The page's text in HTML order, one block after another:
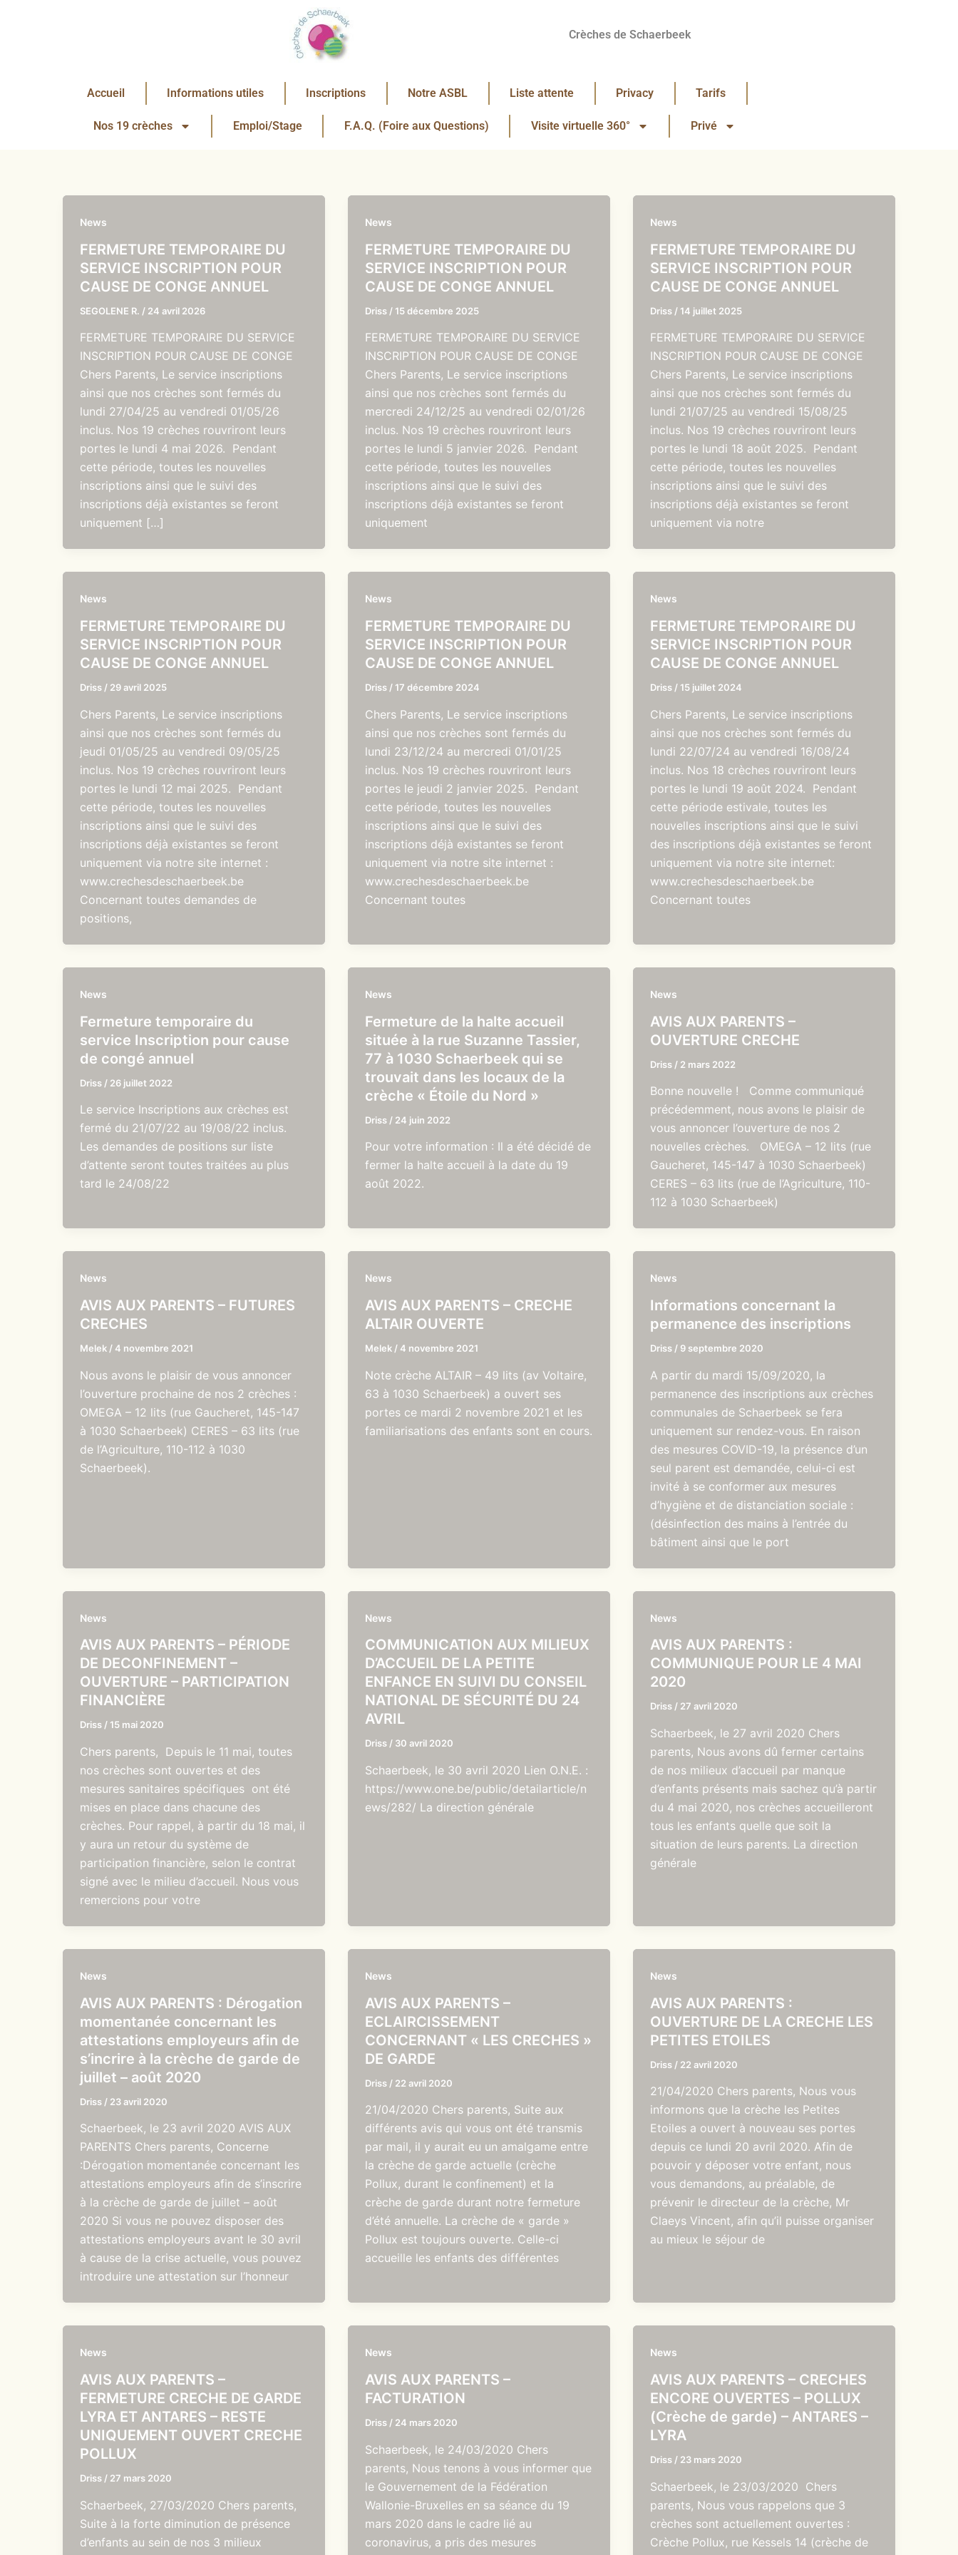
Crèches de Schaerbeek
Accueil Informations utiles Inscriptions Notre ASBL Liste attente Privacy Tarifs
Nos 19 crèches Emploi/Stage F.A.Q. (Foire aux Questions) Visite virtuelle 360° Privé
News
FERMETURE TEMPORAIRE DU
SERVICE INSCRIPTION POUR
CAUSE DE CONGE ANNUEL
SEGOLENE R. / 24 avril 2026
FERMETURE TEMPORAIRE DU SERVICE
INSCRIPTION POUR CAUSE DE CONGE
Chers Parents, Le service inscriptions
ainsi que nos crèches sont fermés du
lundi 27/04/25 au vendredi 01/05/26
inclus. Nos 19 crèches rouvriront leurs
portes le lundi 4 mai 2026. Pendant
cette période, toutes les nouvelles
inscriptions ainsi que le suivi des
inscriptions déjà existantes se feront
uniquement […]
News
FERMETURE TEMPORAIRE DU
SERVICE INSCRIPTION POUR
CAUSE DE CONGE ANNUEL
Driss / 15 décembre 2025
FERMETURE TEMPORAIRE DU SERVICE
INSCRIPTION POUR CAUSE DE CONGE
Chers Parents, Le service inscriptions
ainsi que nos crèches sont fermés du
mercredi 24/12/25 au vendredi 02/01/26
inclus. Nos 19 crèches rouvriront leurs
portes le lundi 5 janvier 2026. Pendant
cette période, toutes les nouvelles
inscriptions ainsi que le suivi des
inscriptions déjà existantes se feront
uniquement
News
FERMETURE TEMPORAIRE DU
SERVICE INSCRIPTION POUR
CAUSE DE CONGE ANNUEL
Driss / 14 juillet 2025
FERMETURE TEMPORAIRE DU SERVICE
INSCRIPTION POUR CAUSE DE CONGE
Chers Parents, Le service inscriptions
ainsi que nos crèches sont fermés du
lundi 21/07/25 au vendredi 15/08/25
inclus. Nos 19 crèches rouvriront leurs
portes le lundi 18 août 2025. Pendant
cette période, toutes les nouvelles
inscriptions ainsi que le suivi des
inscriptions déjà existantes se feront
uniquement via notre
News
FERMETURE TEMPORAIRE DU
SERVICE INSCRIPTION POUR
CAUSE DE CONGE ANNUEL
Driss / 29 avril 2025
Chers Parents, Le service inscriptions
ainsi que nos crèches sont fermés du
jeudi 01/05/25 au vendredi 09/05/25
inclus. Nos 19 crèches rouvriront leurs
portes le lundi 12 mai 2025. Pendant
cette période, toutes les nouvelles
inscriptions ainsi que le suivi des
inscriptions déjà existantes se feront
uniquement via notre site internet :
www.crechesdeschaerbeek.be
Concernant toutes demandes de
positions,
News
FERMETURE TEMPORAIRE DU
SERVICE INSCRIPTION POUR
CAUSE DE CONGE ANNUEL
Driss / 17 décembre 2024
Chers Parents, Le service inscriptions
ainsi que nos crèches sont fermés du
lundi 23/12/24 au mercredi 01/01/25
inclus. Nos 19 crèches rouvriront leurs
portes le jeudi 2 janvier 2025. Pendant
cette période, toutes les nouvelles
inscriptions ainsi que le suivi des
inscriptions déjà existantes se feront
uniquement via notre site internet :
www.crechesdeschaerbeek.be
Concernant toutes
News
FERMETURE TEMPORAIRE DU
SERVICE INSCRIPTION POUR
CAUSE DE CONGE ANNUEL
Driss / 15 juillet 2024
Chers Parents, Le service inscriptions
ainsi que nos crèches sont fermés du
lundi 22/07/24 au vendredi 16/08/24
inclus. Nos 18 crèches rouvriront leurs
portes le lundi 19 août 2024. Pendant
cette période estivale, toutes les
nouvelles inscriptions ainsi que le suivi
des inscriptions déjà existantes se feront
uniquement via notre site internet:
www.crechesdeschaerbeek.be
Concernant toutes
News
Fermeture temporaire du
service Inscription pour cause
de congé annuel
Driss / 26 juillet 2022
Le service Inscriptions aux crèches est
fermé du 21/07/22 au 19/08/22 inclus.
Les demandes de positions sur liste
d’attente seront toutes traitées au plus
tard le 24/08/22
News
Fermeture de la halte accueil
située à la rue Suzanne Tassier,
77 à 1030 Schaerbeek qui se
trouvait dans les locaux de la
crèche « Étoile du Nord »
Driss / 24 juin 2022
Pour votre information : Il a été décidé de
fermer la halte accueil à la date du 19
août 2022.
News
AVIS AUX PARENTS –
OUVERTURE CRECHE
Driss / 2 mars 2022
Bonne nouvelle ! Comme communiqué
précédemment, nous avons le plaisir de
vous annoncer l’ouverture de nos 2
nouvelles crèches. OMEGA – 12 lits (rue
Gaucheret, 145-147 à 1030 Schaerbeek)
CERES – 63 lits (rue de l’Agriculture, 110-
112 à 1030 Schaerbeek)
News
AVIS AUX PARENTS – FUTURES
CRECHES
Melek /4 novembre 2021
Nous avons le plaisir de vous annoncer
l’ouverture prochaine de nos 2 crèches :
OMEGA – 12 lits (rue Gaucheret, 145-147
à 1030 Schaerbeek) CERES – 63 lits (rue
de l’Agriculture, 110-112 à 1030
Schaerbeek).
News
AVIS AUX PARENTS – CRECHE
ALTAIR OUVERTE
Melek /4 novembre 2021
Note crèche ALTAIR – 49 lits (av Voltaire,
63 à 1030 Schaerbeek) a ouvert ses
portes ce mardi 2 novembre 2021 et les
familiarisations des enfants sont en cours.
News
Informations concernant la
permanence des inscriptions
Driss / 9 septembre 2020
A partir du mardi 15/09/2020, la
permanence des inscriptions aux crèches
communales de Schaerbeek se fera
uniquement sur rendez-vous. En raison
des mesures COVID-19, la présence d’un
seul parent est demandée, celui-ci est
invité à se conformer aux mesures
d’hygiène et de distanciation sociale :
(désinfection des mains à l’entrée du
bâtiment ainsi que le port
News
AVIS AUX PARENTS – PÉRIODE
DE DECONFINEMENT –
OUVERTURE – PARTICIPATION
FINANCIÈRE
Driss / 15 mai 2020
Chers parents, Depuis le 11 mai, toutes
nos crèches sont ouvertes et des
mesures sanitaires spécifiques ont été
mises en place dans chacune des
crèches. Pour rappel, à partir du 18 mai, il
y aura un retour du système de
participation financière, selon le contrat
signé avec le milieu d’accueil. Nous vous
remercions pour votre
News
COMMUNICATION AUX MILIEUX
D’ACCUEIL DE LA PETITE
ENFANCE EN SUIVI DU CONSEIL
NATIONAL DE SÉCURITÉ DU 24
AVRIL
Driss / 30 avril 2020
Schaerbeek, le 30 avril 2020 Lien O.N.E. :
https://www.one.be/public/detailarticle/n
ews/282/ La direction générale
News
AVIS AUX PARENTS :
COMMUNIQUE POUR LE 4 MAI
2020
Driss / 27 avril 2020
Schaerbeek, le 27 avril 2020 Chers
parents, Nous avons dû fermer certains
de nos milieux d’accueil par manque
d’enfants présents mais sachez qu’à partir
du 4 mai 2020, nos crèches accueilleront
tous les enfants quelle que soit la
situation de leurs parents. La direction
générale
News
AVIS AUX PARENTS : Dérogation
momentanée concernant les
attestations employeurs afin de
s’incrire à la crèche de garde de
juillet – août 2020
Driss / 23 avril 2020
Schaerbeek, le 23 avril 2020 AVIS AUX
PARENTS Chers parents, Concerne
:Dérogation momentanée concernant les
attestations employeurs afin de s’inscrire
à la crèche de garde de juillet – août
2020 Si vous ne pouvez disposer des
attestations employeurs avant le 30 avril
à cause de la crise actuelle, vous pouvez
introduire une attestation sur l’honneur
News
AVIS AUX PARENTS –
ECLAIRCISSEMENT
CONCERNANT « LES CRECHES »
DE GARDE
Driss / 22 avril 2020
21/04/2020 Chers parents, Suite aux
différents avis qui vous ont été transmis
par mail, il y aurait eu un amalgame entre
la crèche de garde actuelle (crèche
Pollux, durant le confinement) et la
crèche de garde durant notre fermeture
d’été annuelle. La crèche de « garde »
Pollux est toujours ouverte. Celle-ci
accueille les enfants des différentes
News
AVIS AUX PARENTS :
OUVERTURE DE LA CRECHE LES
PETITES ETOILES
Driss / 22 avril 2020
21/04/2020 Chers parents, Nous vous
informons que la crèche les Petites
Etoiles a ouvert à nouveau ses portes
depuis ce lundi 20 avril 2020. Afin de
pouvoir y déposer votre enfant, nous
vous demandons, au préalable, de
prévenir le directeur de la crèche, Mr
Claeys Vincent, afin qu’il puisse organiser
au mieux le séjour de
News
AVIS AUX PARENTS –
FERMETURE CRECHE DE GARDE
LYRA ET ANTARES – RESTE
UNIQUEMENT OUVERT CRECHE
POLLUX
Driss / 27 mars 2020
Schaerbeek, 27/03/2020 Chers parents,
Suite à la forte diminution de présence
d’enfants au sein de nos 3 milieux
News
AVIS AUX PARENTS –
FACTURATION
Driss / 24 mars 2020
Schaerbeek, le 24/03/2020 Chers
parents, Nous tenons à vous informer que
le Gouvernement de la Fédération
Wallonie-Bruxelles en sa séance du 19
mars 2020 dans le cadre lié au
coronavirus, a pris des mesures
News
AVIS AUX PARENTS – CRECHES
ENCORE OUVERTES – POLLUX
(Crèche de garde) – ANTARES –
LYRA
Driss / 23 mars 2020
Schaerbeek, le 23/03/2020 Chers
parents, Nous vous rappelons que 3
crèches sont actuellement ouvertes :
Crèche Pollux, rue Kessels 14 (crèche de